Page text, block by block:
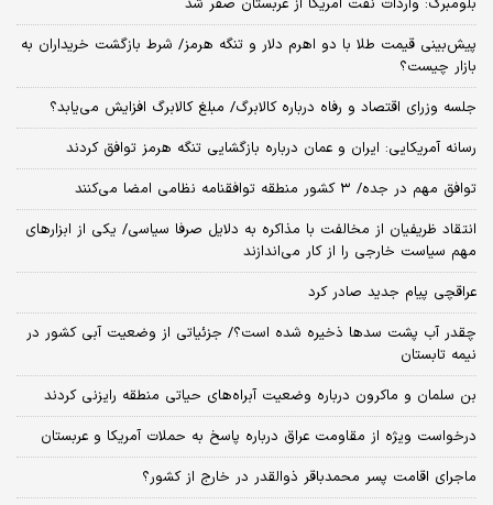
پیش‌بینی قیمت طلا با دو اهرم دلار و تنگه هرمز/ شرط بازگشت خریداران به
بازار چیست؟
جلسه وزرای اقتصاد و رفاه درباره کالابرگ/ مبلغ کالابرگ افزایش می‌یابد؟
رسانه آمریکایی: ایران و عمان درباره بازگشایی تنگه هرمز توافق کردند
توافق مهم در جده/ ۳ کشور منطقه توافقنامه نظامی امضا می‌کنند
انتقاد ظریفیان از مخالفت با مذاکره به دلایل صرفا سیاسی/ یکی از ابزارهای
مهم سیاست خارجی را از کار می‌اندازند
عراقچی پیام جدید صادر کرد
چقدر آب پشت سدها ذخیره شده است؟/ جزئیاتی از وضعیت آبی کشور در
نیمه تابستان
بن سلمان و ماکرون درباره وضعیت آبراه‌های حیاتی منطقه رایزنی کردند
درخواست ویژه از مقاومت عراق درباره پاسخ به حملات آمریکا و عربستان
ماجرای اقامت پسر محمدباقر ذوالقدر در خارج از کشور؟